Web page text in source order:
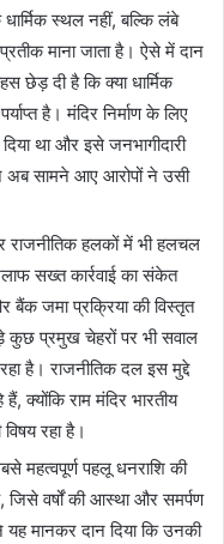
स्थल नहीं, बल्कि लंबे
माना जाता है। ऐसे में दान
छेड़ दी है कि क्या धार्मिक
है। मंदिर निर्माण के लिए
था और इसे जनभागीदारी
अब सामने आए आरोपों ने उसी
हलकों में भी हलचल
सख्त कार्रवाई का संकेत
बैंक जमा प्रक्रिया की विस्तृत
कुछ प्रमुख चेहरों पर भी सवाल
है। राजनीतिक दल इस मुद्दे
क्योंकि राम मंदिर भारतीय
रहा है।
महत्वपूर्ण पहलू धनराशि की
जिसे वर्षों की आस्था और समर्पण
यह मानकर दान दिया कि उनकी